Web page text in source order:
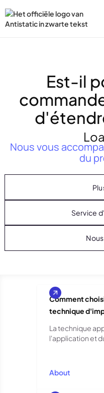
Est-il
Nous vous
du
Service
Comment
technique
La technique
l'application et
About